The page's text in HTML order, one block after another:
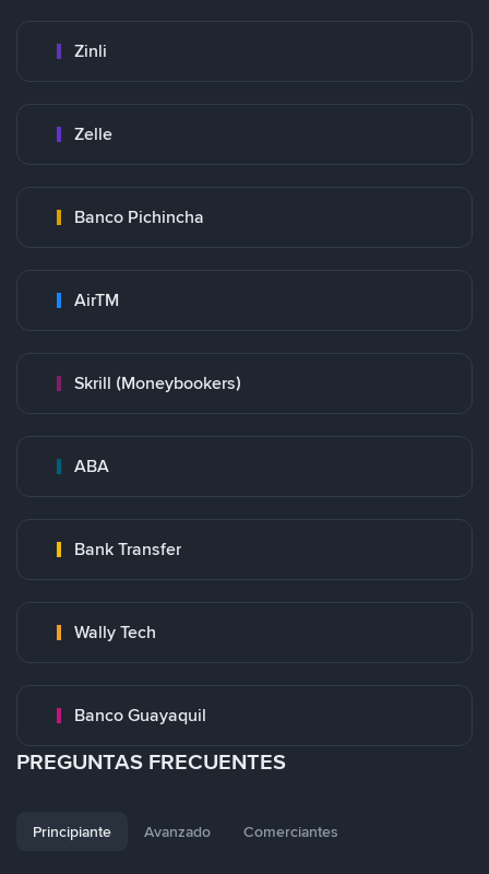
Zinli
Zelle
Banco Pichincha
AirTM
Skrill (Moneybookers)
ABA
Bank Transfer
Wally Tech
Banco Guayaquil
PREGUNTAS FRECUENTES
Principiante Avanzado Comerciantes